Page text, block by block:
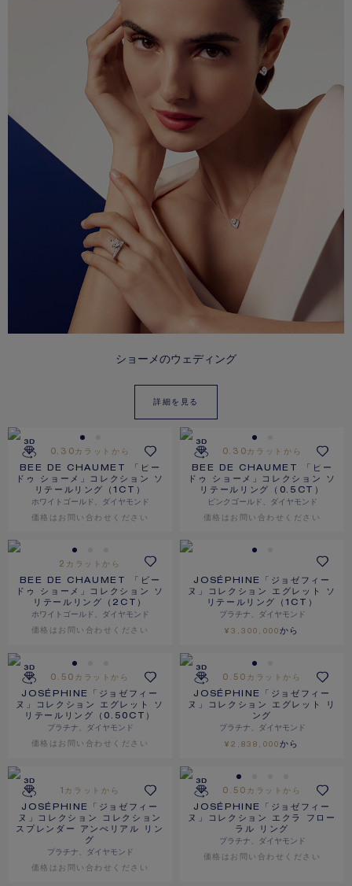
ショーメのウェディング
詳細を見る
0.30カラットから
BEE DE CHAUMET 「ビー
ドゥ ショーメ」コレクション ソ
リテールリング（1CT）
ホワイトゴールド、ダイヤモンド
価格は​お問い合わせください
0.30カラットから
BEE DE CHAUMET 「ビー
ドゥ ショーメ」コレクション ソ
リテールリング（0.5CT）
ピンクゴールド、ダイヤモンド
価格は​お問い合わせください
2カラットから
BEE DE CHAUMET 「ビー
ドゥ ショーメ」コレクション ソ
リテールリング（2CT）
ホワイトゴールド、ダイヤモンド
価格は​お問い合わせください
JOSÉPHINE「ジョゼフィー
ヌ」コレクション エグレット ソ
リテールリング（1CT）
プラチナ、ダイヤモンド
から
¥3,300,000
0.50カラットから
JOSÉPHINE「ジョゼフィー
ヌ」コレクション エグレット ソ
リテールリング（0.50CT）
プラチナ、ダイヤモンド
価格は​お問い合わせください
0.50カラットから
JOSÉPHINE「ジョゼフィー
ヌ」コレクション エグレット リ
ング
プラチナ、ダイヤモンド
から
¥2,838,000
1カラットから
JOSÉPHINE「ジョゼフィー
ヌ」コレクション コレクション
スプレンダー アンぺリアル リン
グ
プラチナ、ダイヤモンド
価格は​お問い合わせください
0.50カラットから
JOSÉPHINE「ジョゼフィー
ヌ」コレクション エクラ フロー
ラル リング
プラチナ、ダイヤモンド
価格は​お問い合わせください